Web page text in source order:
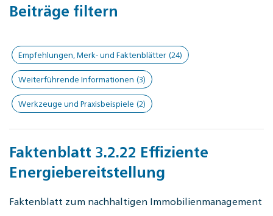
Beiträge filtern
Empfehlungen, Merk- und Faktenblätter (24)
Weiterführende Informationen (3)
Werkzeuge und Praxisbeispiele (2)
Faktenblatt 3.2.22 Effiziente
Energiebereitstellung
Faktenblatt zum nachhaltigen Immobilienmanagement